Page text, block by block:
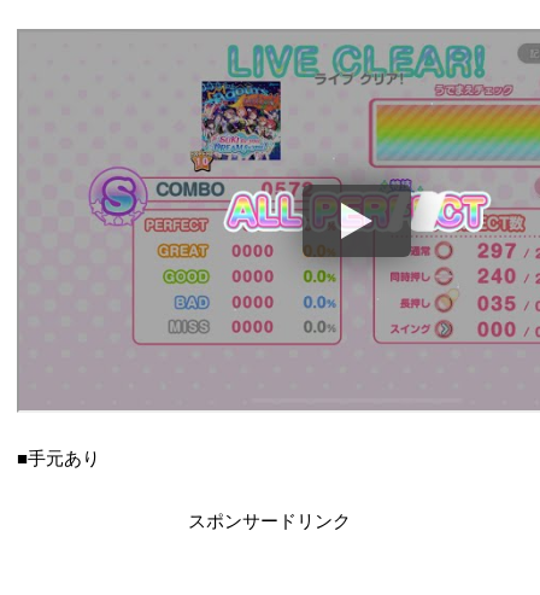
■手元あり
スポンサードリンク